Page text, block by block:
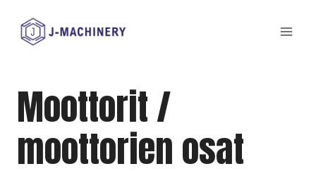
sisältöön
Moottorit /
moottorien osat